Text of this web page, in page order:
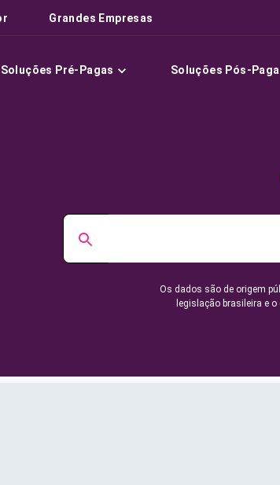
Grandes Empresas
Soluções Pré-Pagas Soluções Pós-
Os dados são de origem
legislação brasileira e